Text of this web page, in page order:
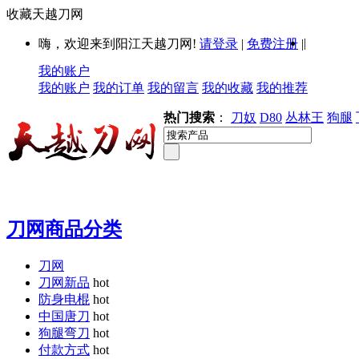
收藏天越刀网
嗨，欢迎来到阳江天越刀网! 请登录 | 免费注册 ||
我的账户
我的账户 我的订单 我的留言 我的收藏 我的推荐
热门搜索 ： 刀奴 D80 丛林王 狗腿
刀网商品分类
刀网
刀网新品 hot
防身电棍 hot
中国唐刀 hot
狗腿弯刀 hot
付款方式 hot